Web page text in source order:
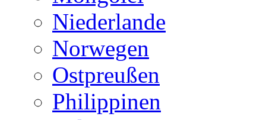
Niederlande
Norwegen
Ostpreußen
Philippinen